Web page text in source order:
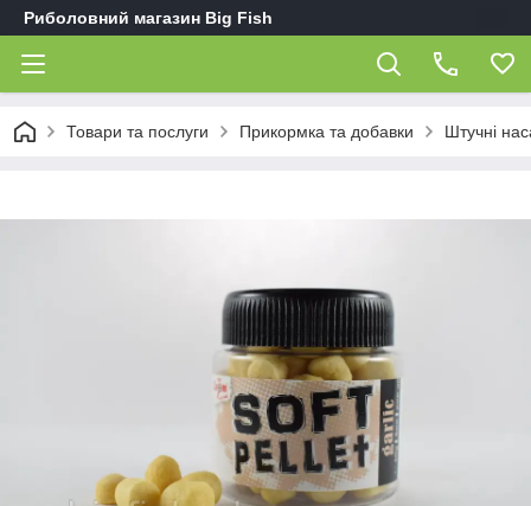
Риболовний магазин Big Fish
Товари та послуги Прикормка та добавки Штучні